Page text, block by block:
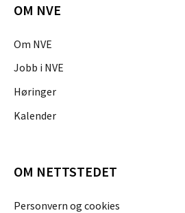
OM NVE
Om NVE
Jobb i NVE
Høringer
Kalender
OM NETTSTEDET
Personvern og cookies